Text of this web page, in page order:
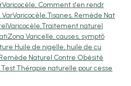
Varicocèle, Comment s'en rendr
VarVaricocèle,Tisanes, Remède Nat
Varicocèle,Traitement naturel
Zona Varicelle, causes, symptô
Huile de nigelle, huile de cu
Remède Naturel Contre Obésité
Thérapie naturelle pour cesse